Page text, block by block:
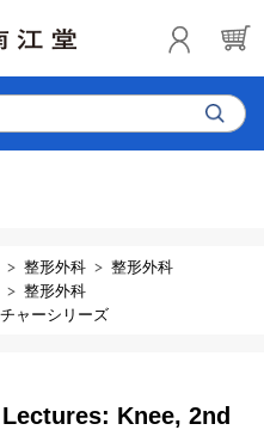
整形外科
整形外科
整形外科
ャーシリーズ
Knee, 2nd